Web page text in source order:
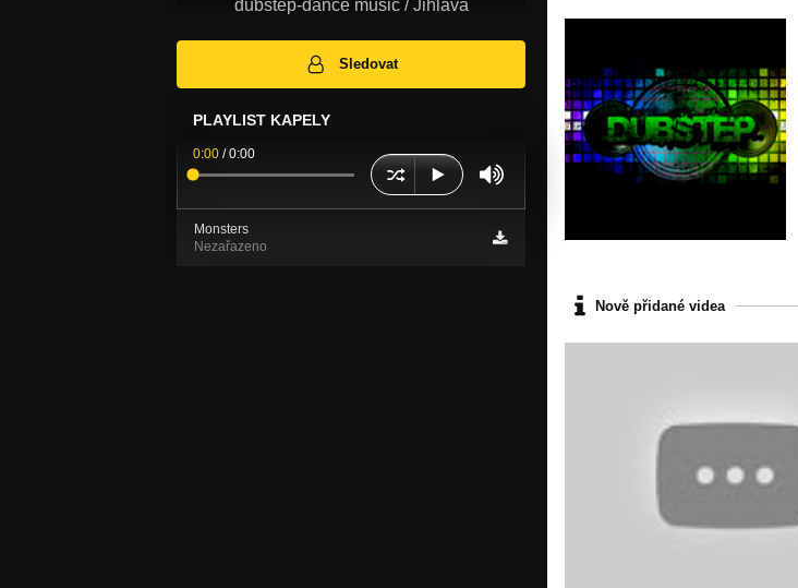
dubstep-dance music / Jihlava
Sledovat
PLAYLIST KAPELY
0:00 /0:00
Monsters
Nezařazeno
Nově přidané videa